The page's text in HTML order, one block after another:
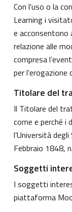
Con l'uso o la
Learning i
e
relazione alle
compresa
per l’erogazione
Titolare del
Il Titolare del
come e perché
l’Università
Febbraio 1848,
Soggetti
I soggetti
piattaforma